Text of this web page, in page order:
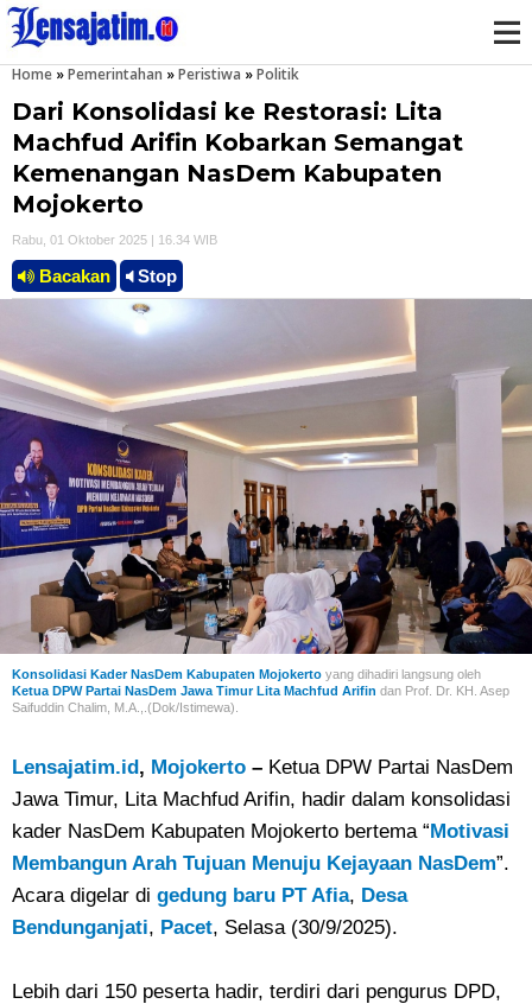
Home »Pemerintahan »Peristiwa »Politik
Dari Konsolidasi ke Restorasi: Lita
Machfud Arifin Kobarkan Semangat
Kemenangan NasDem Kabupaten
Mojokerto
Rabu, 01 Oktober 2025 | 16.34 WIB
Bacakan Stop
Konsolidasi Kader NasDem Kabupaten Mojokerto yang dihadiri langsung oleh
Ketua DPW Partai NasDem Jawa Timur Lita Machfud Arifin dan Prof. Dr. KH. Asep
Saifuddin Chalim, M.A.,.(Dok/Istimewa).
Lensajatim.id, Mojokerto – Ketua DPW Partai NasDem
Jawa Timur, Lita Machfud Arifin, hadir dalam konsolidasi
kader NasDem Kabupaten Mojokerto bertema “Motivasi
Membangun Arah Tujuan Menuju Kejayaan NasDem”.
Acara digelar di gedung baru PT Afia, Desa
Bendunganjati, Pacet, Selasa (30/9/2025).
Lebih dari 150 peserta hadir, terdiri dari pengurus DPD,